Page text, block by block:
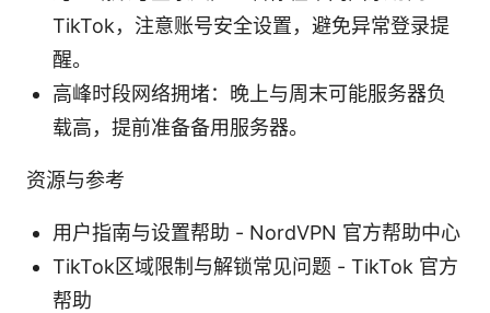
TikTok，注意账号安全设置，避免异常登录提
醒。
高峰时段网络拥堵：晚上与周末可能服务器负
载高，提前准备备用服务器。
资源与参考
用户指南与设置帮助 - NordVPN 官方帮助中心
TikTok区域限制与解锁常见问题 - TikTok 官方
帮助